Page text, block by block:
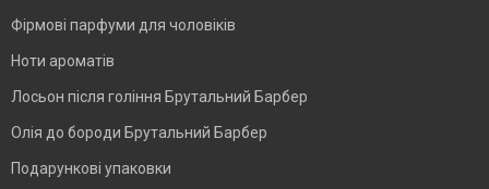
Фірмові парфуми для чоловіків
Ноти ароматів
Лосьон після гоління Брутальний Барбер
Олія до бороди Брутальний Барбер
Подарункові упаковки